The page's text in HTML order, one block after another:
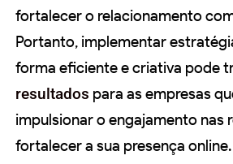
fortalecer o relacionamento
Portanto, implementar
forma eficiente e criativa pode
resultados para as empresas
impulsionar o engajamento nas
fortalecer a sua presença online.